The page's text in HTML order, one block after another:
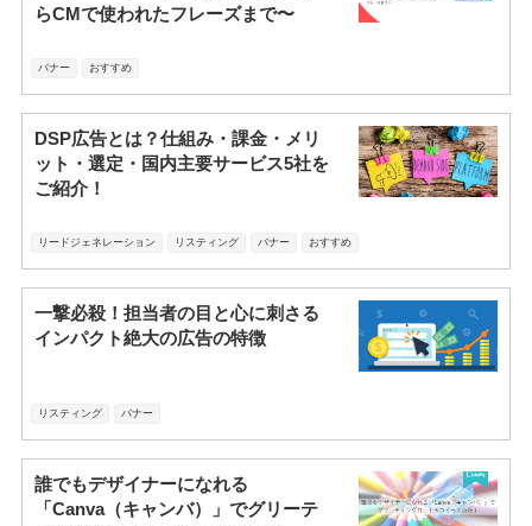
らCMで使われたフレーズまで〜
バナー おすすめ
DSP広告とは？仕組み・課金・メリ
ット・選定・国内主要サービス5社を
ご紹介！
リードジェネレーション リスティング バナー おすすめ
一撃必殺！担当者の目と心に刺さる
インパクト絶大の広告の特徴
リスティング バナー
誰でもデザイナーになれる
「Canva（キャンバ）」でグリーテ